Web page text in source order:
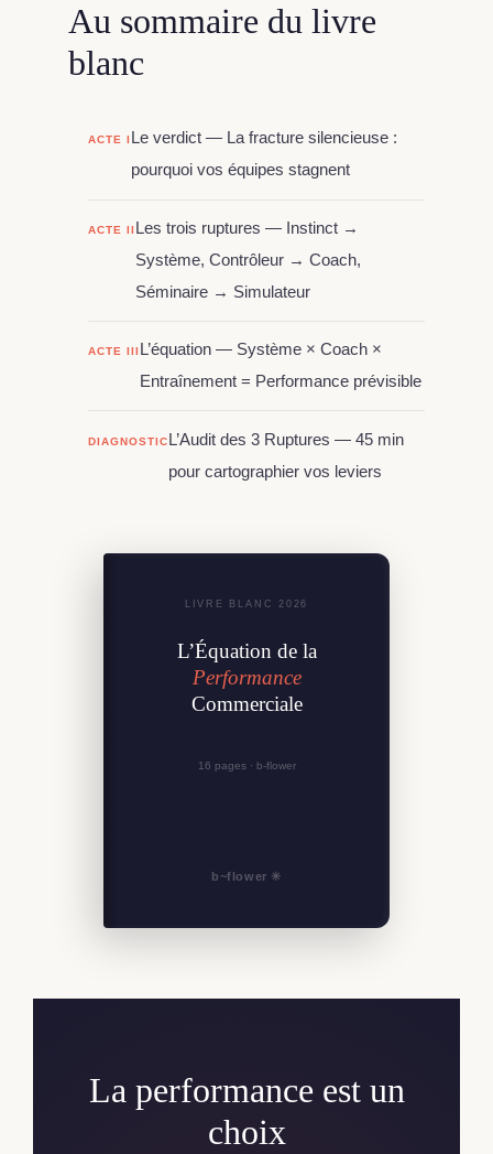
Au sommaire du livre
blanc
ACTE I
Le verdict — La fracture silencieuse :
pourquoi vos équipes stagnent
ACTE II Les trois ruptures — Instinct →
Système, Contrôleur → Coach,
Séminaire → Simulateur
ACTE III L’équation — Système × Coach ×
Entraînement = Performance prévisible
DIAGNOSTICL’Audit des 3 Ruptures — 45 min
pour cartographier vos leviers
LIVRE BLANC 2026
L’Équation de la
Performance
Commerciale
16 pages · b-flower
b~flower ✳
La performance est un
choix